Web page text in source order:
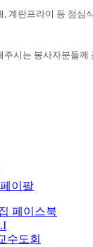
, 계란프라이 등 점심
주시는 봉사자분들께
페이팔
페이스북
수도회